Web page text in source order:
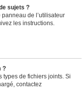
sujets ?
de l’utilisateur
les instructions.
?
types de fichiers joints. Si
contactez